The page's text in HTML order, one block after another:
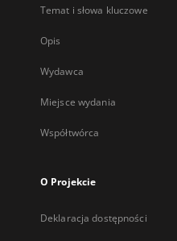
Temat i słowa kluczowe
Opis
Wydawca
Miejsce wydania
Współtwórca
O Projekcie
Deklaracja dostępności